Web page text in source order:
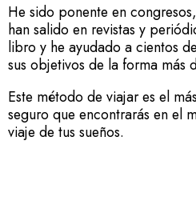
He sido ponente en
han salido en revistas y
libro y he ayudado a cientos
sus objetivos de la forma más
Este método de viajar es el
seguro que encontrarás en el
viaje de tus sueños.